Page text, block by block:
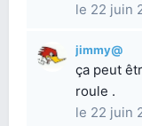
le 22 juin
jimmy@
ça peut
roule .
le 22 juin